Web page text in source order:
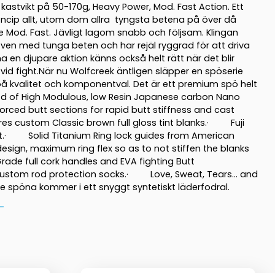
på 50-170g, Heavy Power, Mod. Fast Action. Ett
allt, utom dom allra tyngsta betena på över då
Mod. Fast. Jävligt lagom snabb och följsam. Klingan
med tunga beten och har rejäl ryggrad för att driva
en djupare aktion känns också helt rätt när det blir
fight.När nu Wolfcreek äntligen släpper en spöserie
kvalitet och komponentval. Det är ett premium spö helt
High Modulous, low Resin Japanese carbon Nano
butt sections for rapid butt stiffness and cast
custom Classic brown full gloss tint blanks.· Fuji
Solid Titanium Ring lock guides from American
maximum ring flex so as to not stiffen the blanks
full cork handles and EVA fighting Butt
rod protection socks.· Love, Sweat, Tears… and
spöna kommer i ett snyggt syntetiskt läderfodral.